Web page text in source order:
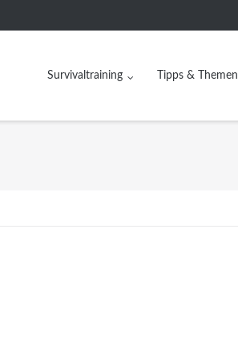
Survivaltraining Tipps & Themen